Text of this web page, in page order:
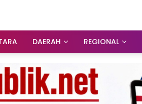
DAERAH REGIONAL